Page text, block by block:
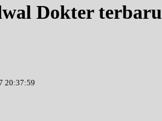
Dokter terbaru
20:37:59